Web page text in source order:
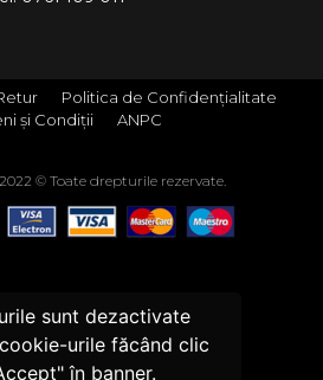
Politica de Confidențialitate
și Condiții
ANPC
© Toate drepturile rezervate.
sunt dezactivate
urile făcând clic
în banner.